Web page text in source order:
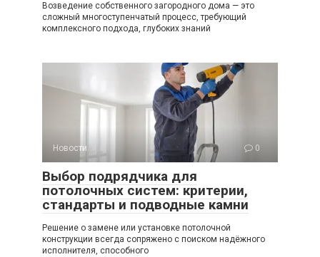
Возведение собственного загородного дома — это
сложный многоступенчатый процесс, требующий
комплексного подхода, глубоких знаний
Новости 0
Выбор подрядчика для
потолочных систем: критерии,
стандарты и подводные камни
Решение о замене или установке потолочной
конструкции всегда сопряжено с поиском надёжного
исполнителя, способного